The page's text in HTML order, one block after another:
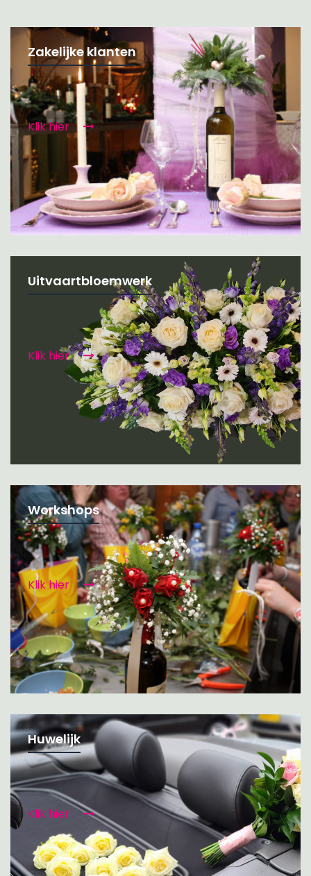
Zakelijke klanten
Klik hier
Uitvaartbloemwerk
Klik hier
Workshops
Klik hier
Huwelijk
Klik hier